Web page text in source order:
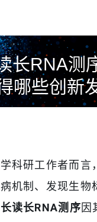
长RNA测
哪些创新
科研工作者而言
机制、发现生物
长读长RNA测序因